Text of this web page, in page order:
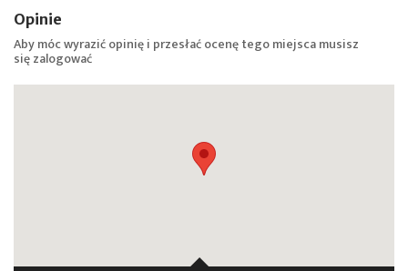
Opinie
Aby móc wyrazić opinię i przesłać ocenę tego miejsca musisz
sięzalogować